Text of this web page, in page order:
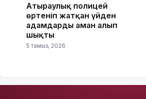
Атыраулық полицей
өртеніп жатқан үйден
адамдарды аман алып
шықты
5 тамыз, 2026